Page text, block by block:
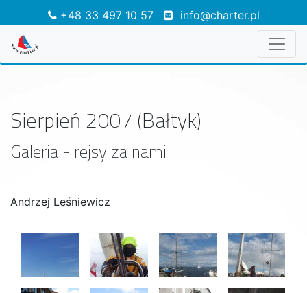
+48 33 497 10 57 info@charter.pl
Sierpień 2007 (Bałtyk)
Galeria - rejsy za nami
Andrzej Leśniewicz